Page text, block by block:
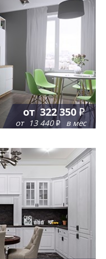
от 322 350
от 13 440 в мес